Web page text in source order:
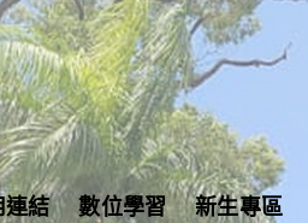
連結 數位學習 新生專區